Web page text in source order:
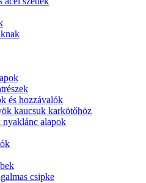
és hozzávalók
kaucsuk karkötőhöz
nyaklánc alapok
csipke